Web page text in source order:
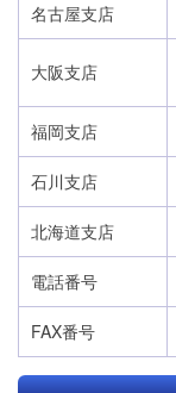
名古屋支店
大阪支店
福岡支店
石川支店
北海道支店
電話番号
FAX番号